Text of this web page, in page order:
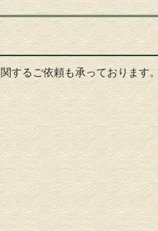
するご依頼も承っております。